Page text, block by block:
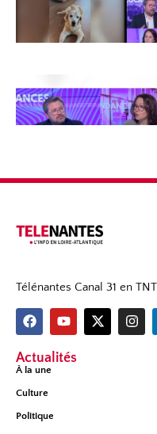
Télénantes Canal 31 en
Actualités
À la une
Culture
Politique